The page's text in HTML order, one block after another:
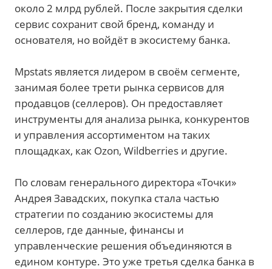
около 2 млрд рублей. После закрытия сделки
сервис сохранит свой бренд, команду и
основателя, но войдёт в экосистему банка.
Mpstats является лидером в своём сегменте,
занимая более трети рынка сервисов для
продавцов (селлеров). Он предоставляет
инструменты для анализа рынка, конкурентов
и управления ассортиментом на таких
площадках, как Ozon, Wildberries и другие.
По словам генерального директора «Точки»
Андрея Завадских, покупка стала частью
стратегии по созданию экосистемы для
селлеров, где данные, финансы и
управленческие решения объединяются в
едином контуре. Это уже третья сделка банка в